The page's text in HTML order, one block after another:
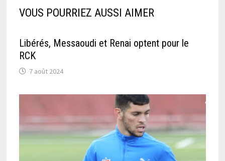
VOUS POURRIEZ AUSSI AIMER
Libérés, Messaoudi et Renai optent pour le
RCK
7 août 2024